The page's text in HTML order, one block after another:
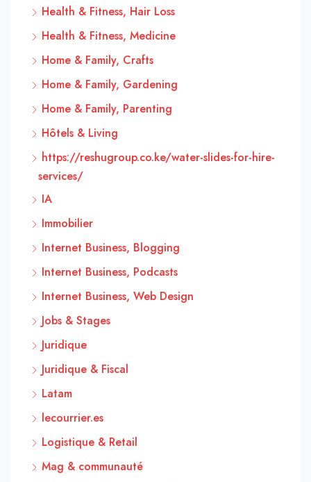
Health & Fitness, Hair Loss
Health & Fitness, Medicine
Home & Family, Crafts
Home & Family, Gardening
Home & Family, Parenting
Hôtels & Living
https://reshugroup.co.ke/water-slides-for-hire-
services/
IA
Immobilier
Internet Business, Blogging
Internet Business, Podcasts
Internet Business, Web Design
Jobs & Stages
Juridique
Juridique & Fiscal
Latam
lecourrier.es
Logistique & Retail
Mag & communauté